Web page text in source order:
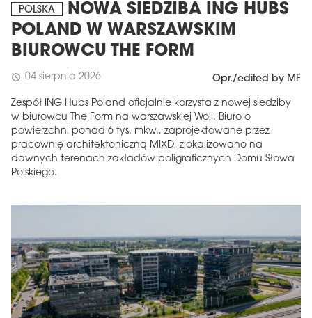
POLSKA
NOWA SIEDZIBA ING HUBS
POLAND W WARSZAWSKIM
BIUROWCU THE FORM
schedule 04 sierpnia 2026 Opr./edited by MF
Zespół ING Hubs Poland oficjalnie korzysta z nowej siedziby
w biurowcu The Form na warszawskiej Woli. Biuro o
powierzchni ponad 6 tys. mkw., zaprojektowane przez
pracownię architektoniczną MIXD, zlokalizowano na
dawnych terenach zakładów poligraficznych Domu Słowa
Polskiego.